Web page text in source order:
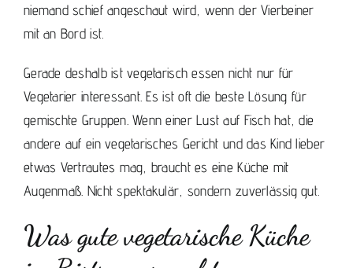
niemand schief angeschaut wird, wenn der Vierbeiner
mit an Bord ist.
Gerade deshalb ist vegetarisch essen nicht nur für
Vegetarier interessant. Es ist oft die beste Lösung für
gemischte Gruppen. Wenn einer Lust auf Fisch hat, die
andere auf ein vegetarisches Gericht und das Kind lieber
etwas Vertrautes mag, braucht es eine Küche mit
Augenmaß. Nicht spektakulär, sondern zuverlässig gut.
Was gute vegetarische Küche